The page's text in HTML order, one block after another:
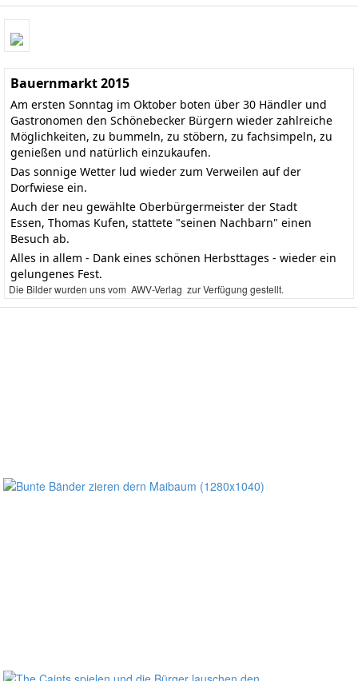
Bauernmarkt 2015
Am ersten Sonntag im Oktober boten über 30 Händler und
Gastronomen den Schönebecker Bürgern wieder zahlreiche
Möglichkeiten, zu bummeln, zu stöbern, zu fachsimpeln, zu
genießen und natürlich einzukaufen.
Das sonnige Wetter lud wieder zum Verweilen auf der
Dorfwiese ein.
Auch der neu gewählte Oberbürgermeister der Stadt
Essen, Thomas Kufen, stattete "seinen Nachbarn" einen
Besuch ab.
Alles in allem - Dank eines schönen Herbsttages - wieder ein
gelungenes Fest.
Die Bilder wurden uns vom AWV-Verlag zur Verfügung gestellt.